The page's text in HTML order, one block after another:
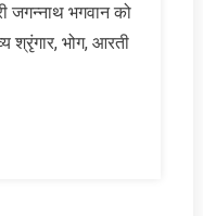
जगन्नाथ भगवान को
श्रृंगार, भोग, आरती